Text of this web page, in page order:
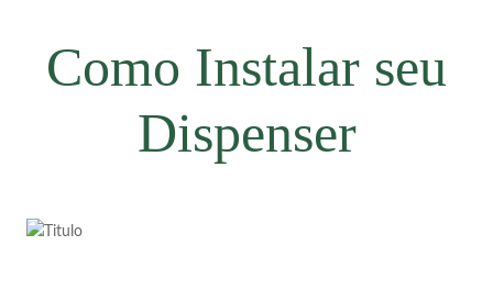
Como Instalar seu
Dispenser